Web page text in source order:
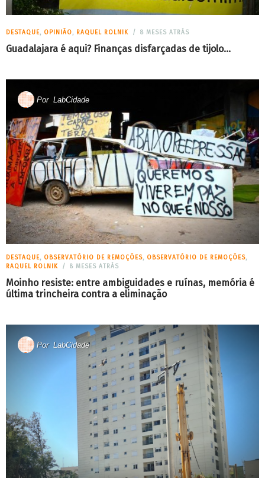
DESTAQUE, OPINIÃO, RAQUEL ROLNIK 8 MESES ATRÁS
Guadalajara é aqui? Finanças disfarçadas de tijolo…
Por LabCidade
DESTAQUE, OBSERVATÓRIO DE REMOÇÕES, OBSERVATÓRIO DE REMOÇÕES,
RAQUEL ROLNIK
8 MESES ATRÁS
Moinho resiste: entre ambiguidades e ruínas, memória é
última trincheira contra a eliminação
Por LabCidade